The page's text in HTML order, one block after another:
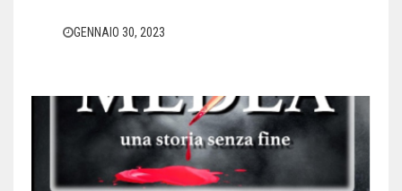
GENNAIO 30, 2023